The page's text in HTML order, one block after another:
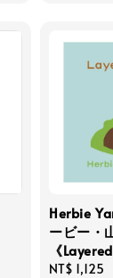
Herbie
ービー・
《Layered
Regular
NT$ 1,125